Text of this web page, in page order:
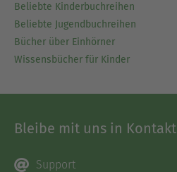
Beliebte Kinderbuchreihen
Beliebte Jugendbuchreihen
Bücher über Einhörner
Wissensbücher für Kinder
Bleibe mit uns in Kontakt
Support